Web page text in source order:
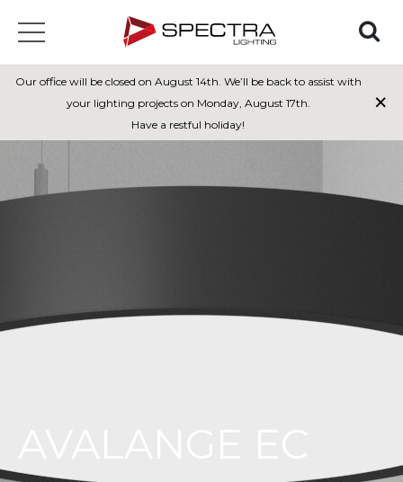
Our office will be closed on August 14th. We’ll be back to assist with
your lighting projects on Monday, August 17th.
Have a restful holiday!
×